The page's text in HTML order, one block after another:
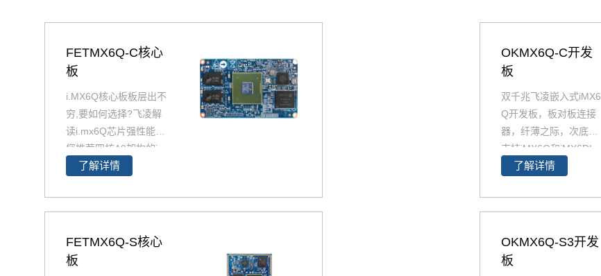
FETMX6Q-C核心
板
i.MX6Q核心板板层出不
穷,要如何选择?飞凌解
读i.mx6Q芯片强性能为
您推荐四核A9架构的i.
MX6Q产品精选，包含i
Q 核心板、iMX6Q工业
i.MX6Q核心板基于NXP
（原Freescale）Corte
x-A9架构的i.MX6Q四核
了解详情
OKMX6Q-C开发
板
双千兆飞凌嵌入式iMX6
Q开发板，板对板连接
器，纤薄之际，次底板
支持iMX6Q和iMX6DL
核心板。i.MX6Q开发板
丰富，原理图、PCB、
载，技术支持等。欢迎
选购
了解详情
FETMX6Q-S核心
板
OKMX6Q-S3开发
板